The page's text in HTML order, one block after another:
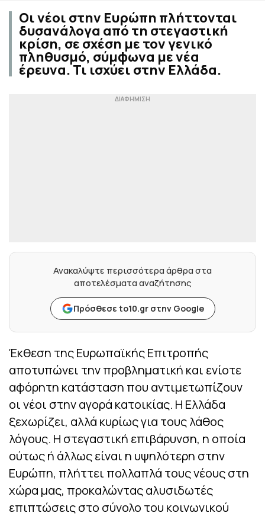
Οι νέοι στην Ευρώπη πλήττονται
δυσανάλογα από τη στεγαστική
κρίση, σε σχέση με τον γενικό
πληθυσμό, σύμφωνα με νέα
έρευνα. Τι ισχύει στην Ελλάδα.
Ανακαλύψτε περισσότερα άρθρα στα
αποτελέσματα αναζήτησης
Πρόσθεσε to10.gr στην Google
Έκθεση της Ευρωπαϊκής Επιτροπής
αποτυπώνει την προβληματική και ενίοτε
αφόρητη κατάσταση που αντιμετωπίζουν
οι νέοι στην αγορά κατοικίας. Η Ελλάδα
ξεχωρίζει, αλλά κυρίως για τους λάθος
λόγους. Η στεγαστική επιβάρυνση, η οποία
ούτως ή άλλως είναι η υψηλότερη στην
Ευρώπη, πλήττει πολλαπλά τους νέους στη
χώρα μας, προκαλώντας αλυσιδωτές
επιπτώσεις στο σύνολο του κοινωνικού